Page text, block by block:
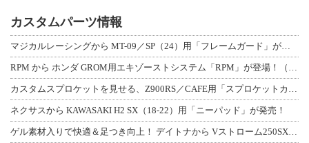
カスタムパーツ情報
ネクサスから KAWASAKI H2 SX（18-22）用「ニーパッド」が発売！